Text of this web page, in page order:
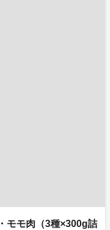
モモ肉（3種×300g詰